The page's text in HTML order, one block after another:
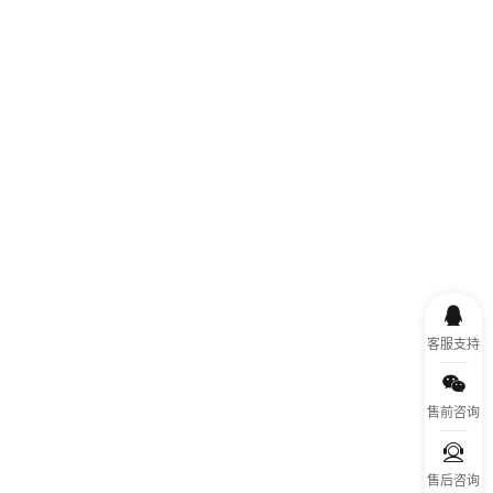
客服支持
售前咨询
售后咨询